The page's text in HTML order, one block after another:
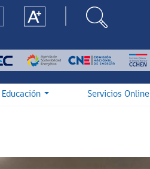
Educación Servicios Online